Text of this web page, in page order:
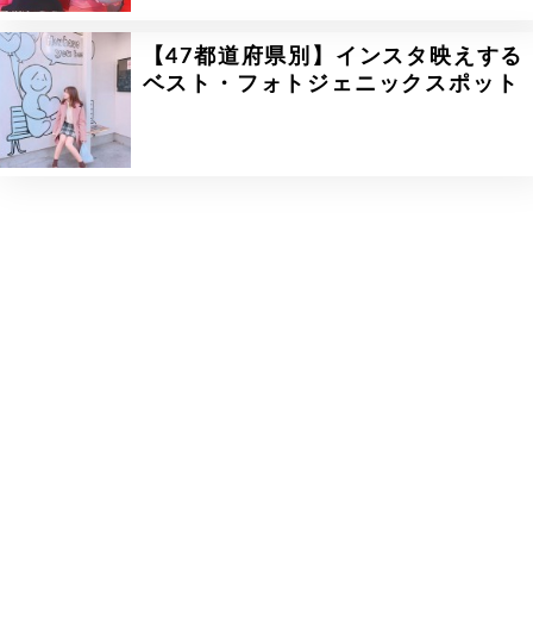
【47都道府県別】インスタ映えする
ベスト・フォトジェニックスポット